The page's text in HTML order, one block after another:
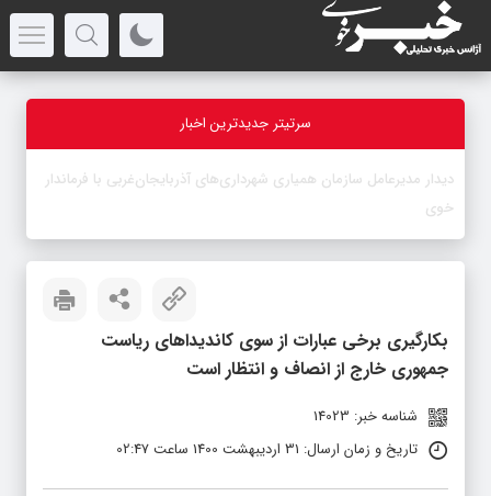
سرتیتر جدیدترین اخبار
-
بکارگیری برخی عبارات از سوی کاندیداهای ریاست
جمهوری خارج از انصاف و انتظار است
شناسه خبر: 14023
تاریخ و زمان ارسال: 31 اردیبهشت 1400 ساعت 02:47